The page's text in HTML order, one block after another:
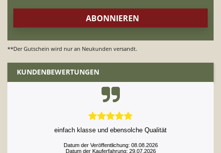
Nährwerte:
Nettogewicht: 125g
Energie: 511 kcal
Fett: 11g
Ballaststoffe: 7,25g
Eiweiß: 14,1g
Zuckersirup (Zucker), Schokoladenknöpfe (5%)
(Zucker, Kakaomasse, Kakaobutter, Sonnenblumen-
(Kakaopulver, Säureregulator E501)
**Der Gutschein wird nur an Neukunden versandt.
KUNDENBEWERTUNGEN
einfach klasse und ebensolche Qualität
Datum der Veröffentlichung: 08.08.2026
Datum der Kauferfahrung: 29.07.2026